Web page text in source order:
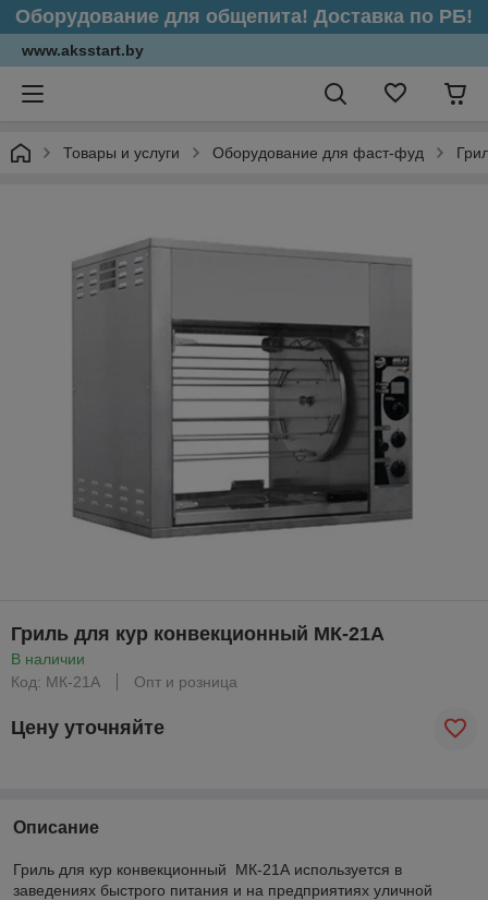
Оборудование для общепита! Доставка по РБ!
www.aksstart.by
Товары и услуги Оборудование для фаст-фуд
Гриль для кур конвекционный МК-21А
В наличии
Код: МК-21А
Опт и розница
Цену уточняйте
Описание
Гриль для кур конвекционный МК-21А используется в
заведениях быстрого питания и на предприятиях уличной